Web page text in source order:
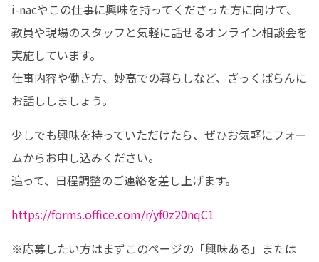
i-nacやこの仕事に興味を持ってくださった方に向けて、
教員や現場のスタッフと気軽に話せるオンライン相談会を
実施しています。
仕事内容や働き方、妙高での暮らしなど、ざっくばらんに
お話ししましょう。
少しでも興味を持っていただけたら、ぜひお気軽にフォー
ムからお申し込みください。
追って、日程調整のご連絡を差し上げます。
https://forms.office.com/r/yf0z20nqC1
※応募したい方はまずこのページの「興味ある」または